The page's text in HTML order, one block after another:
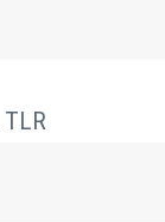
TLR